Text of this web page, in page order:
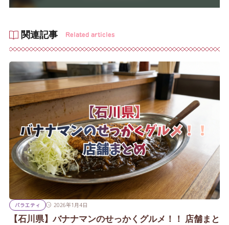
関連記事 Related articles
バラエティ 2026年1月4日
【石川県】バナナマンのせっかくグルメ！！ 店舗まと